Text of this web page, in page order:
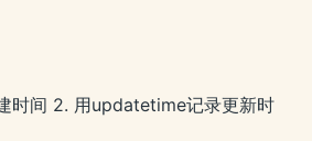
时间 2. 用updatetime记录更新时